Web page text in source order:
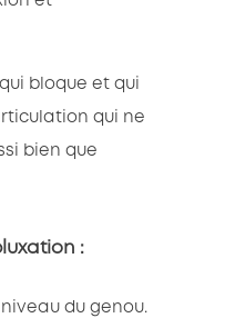
bloque et qui
qui ne
bien que
:
du genou.